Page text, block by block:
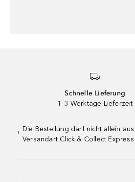
Schnelle Lieferung
1–3 Werktage Lieferzeit
¹
Die Bestellung darf nicht allein
Versandart Click & Collect Express